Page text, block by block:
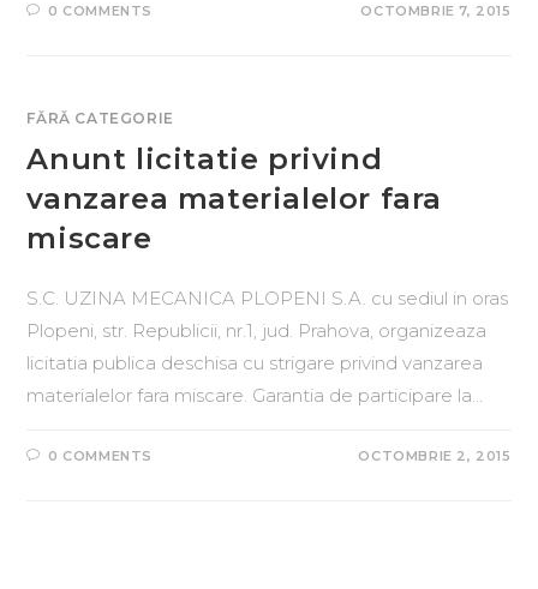
0 COMMENTS OCTOMBRIE 7, 2015
FĂRĂ CATEGORIE
Anunt licitatie privind
vanzarea materialelor fara
miscare
S.C. UZINA MECANICA PLOPENI S.A. cu sediul in oras
Plopeni, str. Republicii, nr.1, jud. Prahova, organizeaza
licitatia publica deschisa cu strigare privind vanzarea
materialelor fara miscare. Garantia de participare la…
0 COMMENTS OCTOMBRIE 2, 2015